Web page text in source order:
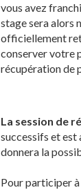
vous avez
stage sera alors
officiellement
conserver votre
récupération de
La session de
successifs et est
donnera la
Pour participer à